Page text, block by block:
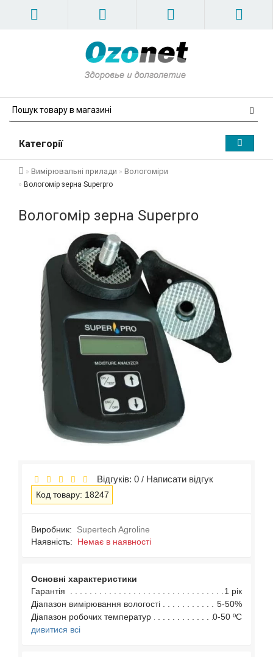
Категорії
Вимірювальні прилади Вологоміри
Вологомір зерна Superpro
Вологомір зерна Superpro
Відгуків: 0 / Написати відгук
Код товару: 18247
Виробник:
Supertech Agroline
Наявність: Немає в наявності
Основні характеристики
Гарантія
1 рік
Діапазон вимірювання вологості
5-50%
Діапазон робочих температур
0-50 ºC
дивитися всі